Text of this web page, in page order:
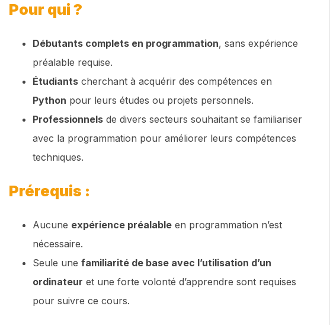
Pour qui ?
Débutants complets en programmation, sans expérience
préalable requise.
Étudiants cherchant à acquérir des compétences en
Python pour leurs études ou projets personnels.
Professionnels de divers secteurs souhaitant se familiariser
avec la programmation pour améliorer leurs compétences
techniques.
Prérequis :
Aucune expérience préalable en programmation n’est
nécessaire.
Seule une familiarité de base avec l’utilisation d’un
ordinateur et une forte volonté d’apprendre sont requises
pour suivre ce cours.